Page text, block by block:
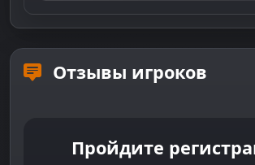
Отзывы игроков
Пройдите